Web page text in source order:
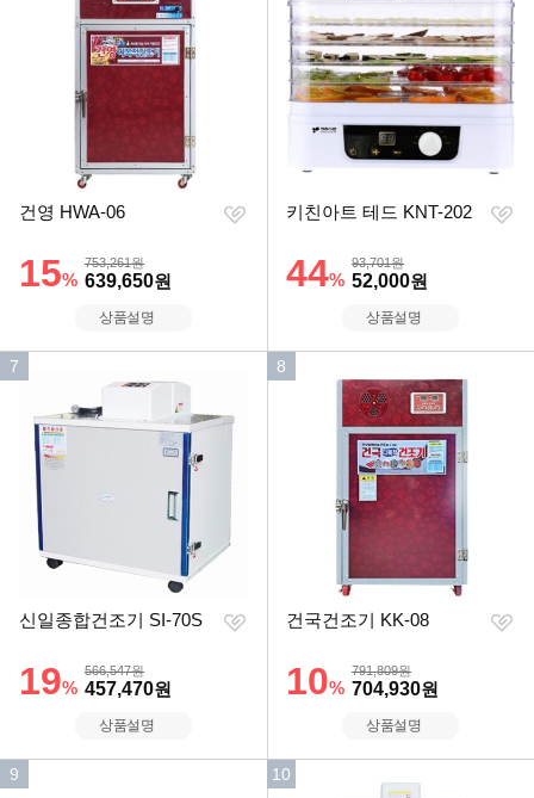
건영 HWA-06
할인률
15%
상품금액
753,261원
할인금액
639,650원
찜
상품설명
순
위
키친아트 테드 KNT-202
할인률
44%
상품금액
93,701원
할인금액
52,000원
찜
상품설명
인
7
신일종합건조기 SI-70S
할인률
19%
상품금액
566,547원
할인금액
457,470원
찜
상품설명
인
8
건국건조기 KK-08
할인률
10%
상품금액
791,809원
할인금액
704,930원
찜
상품설명
인
9
인
10